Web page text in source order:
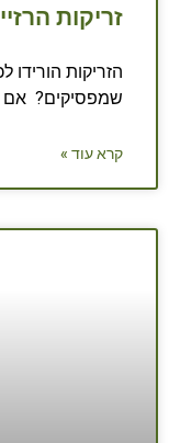
זריקות
הזריקות
שמפסיקים? אם
קרא עוד »